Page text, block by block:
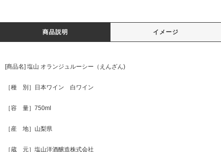
商品説明 イメージ
[商品名] 塩山 オランジュルーシー（えんざん)
［種 別］日本ワイン 白ワイン
［容 量］750ml
［産 地］山梨県
［蔵 元］塩山洋酒醸造株式会社